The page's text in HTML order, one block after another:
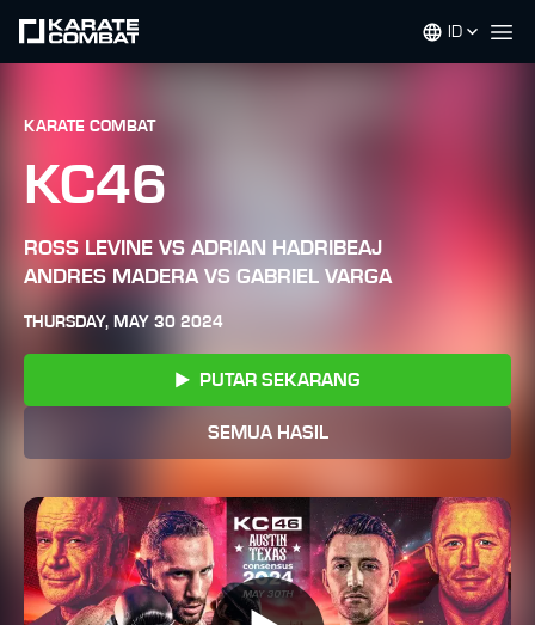
ID
KARATE COMBAT
KC46
ROSS LEVINE VS ADRIAN HADRIBEAJ
ANDRES MADERA VS GABRIEL VARGA
THURSDAY, MAY 30 2024
PUTAR SEKARANG
SEMUA HASIL